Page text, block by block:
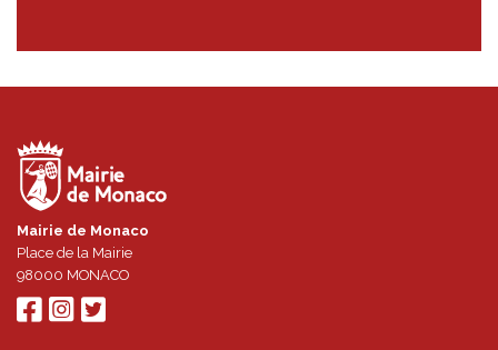
Mairie de Monaco
Place de la Mairie
98000 MONACO